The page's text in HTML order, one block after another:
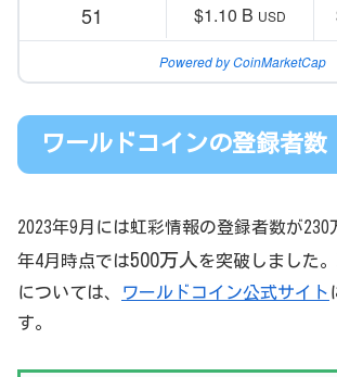
51 $1.10 B USD
Powered by CoinMarketCap
ワールドコインの登録者数
2023年9月には虹彩情報の登録者数が230
年4月時点では500万人 を突破しました
については、
ワールドコイン公式サイト
す。